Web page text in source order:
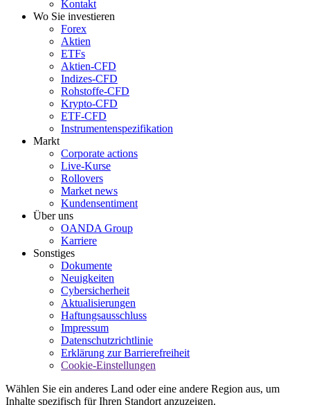
Kontakt
Wo Sie investieren
Forex
Aktien
ETFs
Aktien-CFD
Indizes-CFD
Rohstoffe-CFD
Krypto-CFD
ETF-CFD
Instrumentenspezifikation
Markt
Corporate actions
Live-Kurse
Rollovers
Market news
Kundensentiment
Über uns
OANDA Group
Karriere
Sonstiges
Dokumente
Neuigkeiten
Cybersicherheit
Aktualisierungen
Haftungsausschluss
Impressum
Datenschutzrichtlinie
Erklärung zur Barrierefreiheit
Cookie-Einstellungen
Wählen Sie ein anderes Land oder eine andere Region aus, um
Inhalte spezifisch für Ihren Standort anzuzeigen.